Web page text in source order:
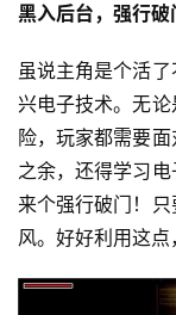
闲
游
戏
2
0
2
5
黑入后台，强行破
虽说主角是个活
兴电子技术。无
险，玩家都需要
之余，还得学习
来个强行破门！
风。好好利用这点